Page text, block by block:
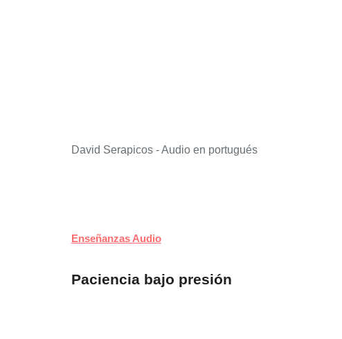
David Serapicos - Audio en portugués
Enseñanzas Audio
Paciencia bajo presión